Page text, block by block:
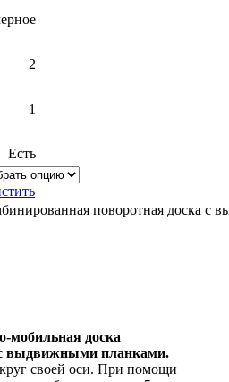
2
1
Есть
поворотная доска с
мобильная доска
выдвижными планками.
своей оси. При помощи